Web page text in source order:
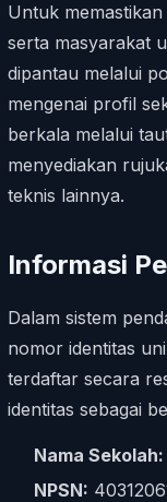
Untuk
serta masyarakat
dipantau melalui
mengenai profil
berkala melalui
menyediakan
teknis lainnya.
Informasi
Dalam sistem
nomor identitas
terdaftar secara
identitas sebagai
Nama Sekolah:
NPSN: